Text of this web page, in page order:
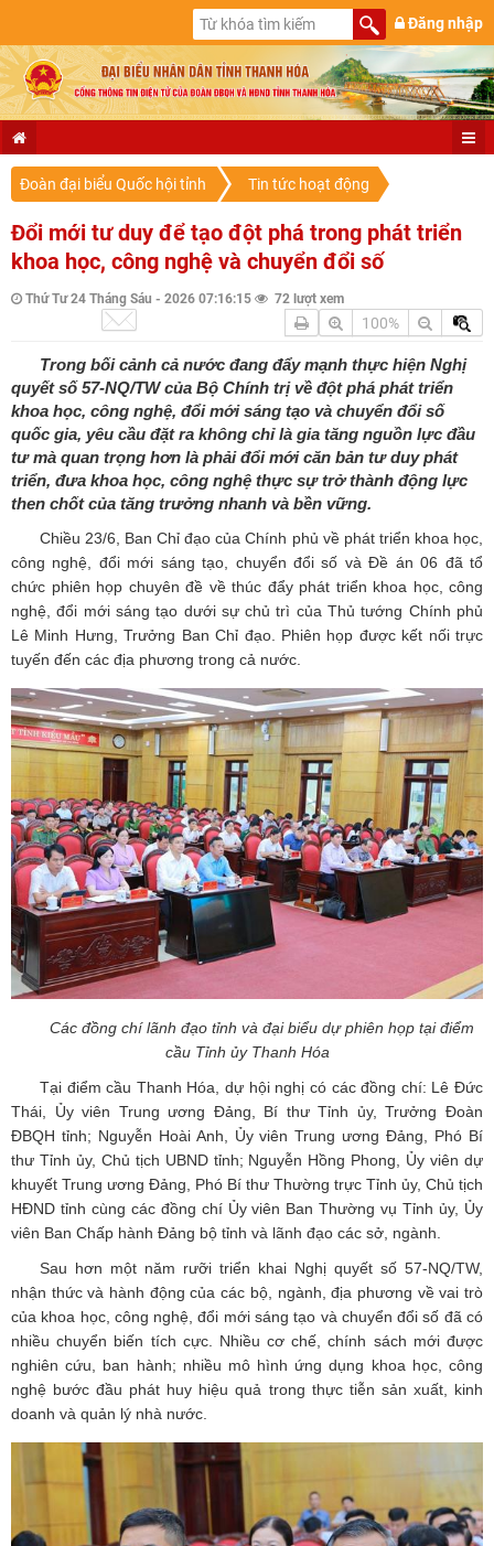
Đăng nhập
Đoàn đại biểu Quốc hội tỉnh Tin tức hoạt động
Đổi mới tư duy để tạo đột phá trong phát triển
khoa học, công nghệ và chuyển đổi số
Thứ Tư 24 Tháng Sáu - 2026 07:16:15 72 lượt xem
100%
Trong bối cảnh cả nước đang đẩy mạnh thực hiện Nghị
quyết số 57-NQ/TW của Bộ Chính trị về đột phá phát triển
khoa học, công nghệ, đổi mới sáng tạo và chuyển đổi số
quốc gia, yêu cầu đặt ra không chỉ là gia tăng nguồn lực đầu
tư mà quan trọng hơn là phải đổi mới căn bản tư duy phát
triển, đưa khoa học, công nghệ thực sự trở thành động lực
then chốt của tăng trưởng nhanh và bền vững.
Chiều 23/6, Ban Chỉ đạo của Chính phủ về phát triển khoa học,
công nghệ, đổi mới sáng tạo, chuyển đổi số và Đề án 06 đã tổ
chức phiên họp chuyên đề về thúc đẩy phát triển khoa học, công
nghệ, đổi mới sáng tạo dưới sự chủ trì của Thủ tướng Chính phủ
Lê Minh Hưng, Trưởng Ban Chỉ đạo. Phiên họp được kết nối trực
tuyến đến các địa phương trong cả nước.
Các đồng chí lãnh đạo tỉnh và đại biểu dự phiên họp tại điểm
cầu Tỉnh ủy Thanh Hóa
Tại điểm cầu Thanh Hóa, dự hội nghị có các đồng chí: Lê Đức
Thái, Ủy viên Trung ương Đảng, Bí thư Tỉnh ủy, Trưởng Đoàn
ĐBQH tỉnh; Nguyễn Hoài Anh, Ủy viên Trung ương Đảng, Phó Bí
thư Tỉnh ủy, Chủ tịch UBND tỉnh; Nguyễn Hồng Phong, Ủy viên dự
khuyết Trung ương Đảng, Phó Bí thư Thường trực Tỉnh ủy, Chủ tịch
HĐND tỉnh cùng các đồng chí Ủy viên Ban Thường vụ Tỉnh ủy, Ủy
viên Ban Chấp hành Đảng bộ tỉnh và lãnh đạo các sở, ngành.
Sau hơn một năm rưỡi triển khai Nghị quyết số 57-NQ/TW,
nhận thức và hành động của các bộ, ngành, địa phương về vai trò
của khoa học, công nghệ, đổi mới sáng tạo và chuyển đổi số đã có
nhiều chuyển biến tích cực. Nhiều cơ chế, chính sách mới được
nghiên cứu, ban hành; nhiều mô hình ứng dụng khoa học, công
nghệ bước đầu phát huy hiệu quả trong thực tiễn sản xuất, kinh
doanh và quản lý nhà nước.